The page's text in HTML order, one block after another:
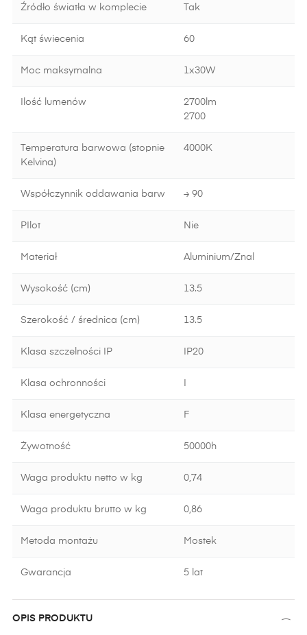
Źródło światła w komplecie Tak
Kąt świecenia 60
Moc maksymalna 1x30W
Ilość lumenów
2700lm
2700
Temperatura barwowa (stopnie
Kelvina)
4000K
Współczynnik oddawania barw ≥ 90
PIlot Nie
Materiał Aluminium/Znal
Wysokość (cm) 13.5
Szerokość / średnica (cm) 13.5
Klasa szczelności IP IP20
Klasa ochronności
Klasa energetyczna F
Żywotność 50000h
Waga produktu netto w kg 0,74
Waga produktu brutto w kg 0,86
Metoda montażu Mostek
Gwarancja 5 lat
OPIS PRODUKTU